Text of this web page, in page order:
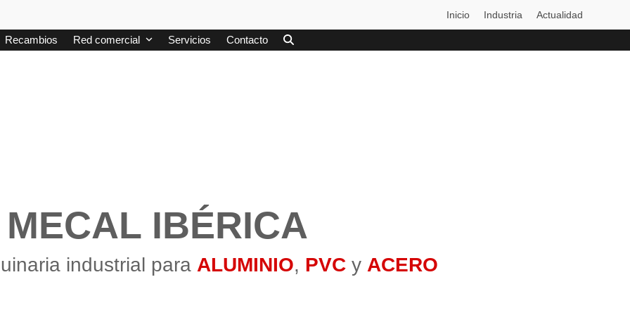
Inicio Industria Actualidad
Recambios Red comercial Servicios Contacto
MECAL IBÉRICA
industrial para ALUMINIO, PVC y ACERO